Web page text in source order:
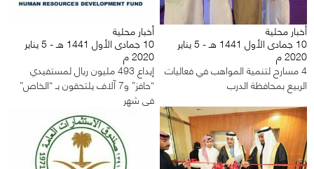
أخبار محلية
10 جمادى الأول 1441 هـ - 5 يناير
2020 م
4 مسارح لتنمية المواهب في فعاليات
الربيع بمحافظة الدرب
أخبار محلية
10 جمادى الأول 1441 هـ - 5 يناير
2020 م
إيداع 493 مليون ريال لمستفيدي
“حافز” و7 آلاف يلتحقون بـ “الخاص”
في شهر